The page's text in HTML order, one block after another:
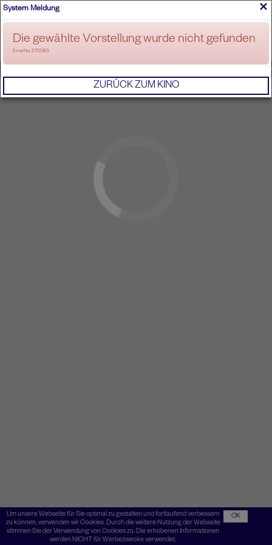
ANMELDEN
Um unsere Webseite für Sie optimal zu gestalten und fortlaufend verbessern
zu können, verwenden wir Cookies. Durch die weitere Nutzung der Webseite
stimmen Sie der Verwendung von Cookies zu. Die erhobenen Informationen
werden NICHT für Werbezwecke verwendet.
OK
×
System Meldung
Die gewählte Vorstellung wurde nicht gefunden
ErrorNo. 270083
ZURÜCK ZUM KINO